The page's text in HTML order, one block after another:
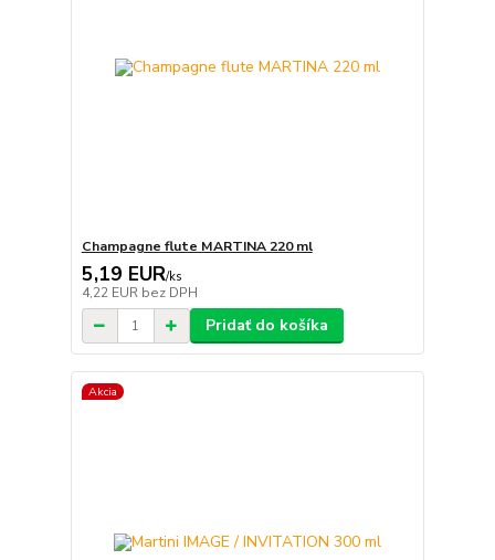
Champagne flute MARTINA 220 ml
5,19 EUR/ks
4,22 EUR bez DPH
Pridať do košíka
Akcia